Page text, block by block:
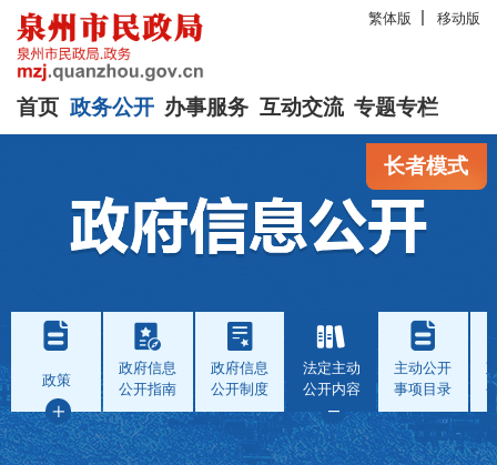
繁体版 移动版
首页 政务公开 办事服务 互动交流 专题专栏
长者模式
政策
政府信息
公开指南
政府信息
公开制度
法定主动
公开内容
主动公开
事项目录